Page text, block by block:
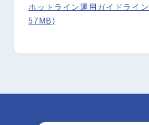
対象有害情報の解説
ホットライン運用ガイドライ
57MB)